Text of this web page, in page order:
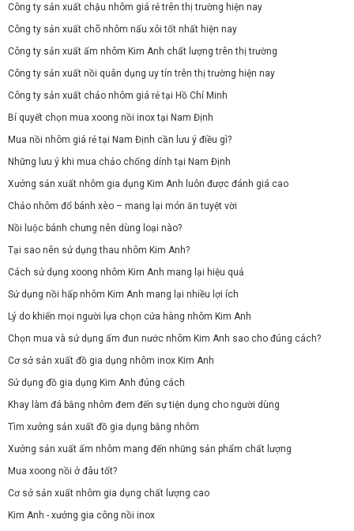
Công ty sản xuất chậu nhôm giá rẻ trên thị trường hiện nay
Công ty sản xuất chõ nhôm nấu xôi tốt nhất hiện nay
Công ty sản xuất ấm nhôm Kim Anh chất lượng trên thị trường
Công ty sản xuất nồi quân dụng uy tín trên thị trường hiện nay
Công ty sản xuất chảo nhôm giá rẻ tại Hồ Chí Minh
Bí quyết chọn mua xoong nồi inox tại Nam Định
Mua nồi nhôm giá rẻ tại Nam Định cần lưu ý điều gì?
Những lưu ý khi mua chảo chống dính tại Nam Định
Xưởng sản xuất nhôm gia dụng Kim Anh luôn được đánh giá cao
Chảo nhôm đổ bánh xèo – mang lại món ăn tuyệt vời
Nồi luộc bánh chưng nên dùng loại nào?
Tại sao nên sử dụng thau nhôm Kim Anh?
Cách sử dụng xoong nhôm Kim Anh mang lại hiệu quả
Sử dụng nồi hấp nhôm Kim Anh mang lại nhiều lợi ích
Lý do khiến mọi người lựa chọn cửa hàng nhôm Kim Anh
Chọn mua và sử dụng ấm đun nước nhôm Kim Anh sao cho đúng cách?
Cơ sở sản xuất đồ gia dụng nhôm inox Kim Anh
Sử dụng đồ gia dụng Kim Anh đúng cách
Khay làm đá bằng nhôm đem đến sự tiện dụng cho người dùng
Tìm xưởng sản xuất đồ gia dụng bằng nhôm
Xưởng sản xuất ấm nhôm mang đến những sản phẩm chất lượng
Mua xoong nồi ở đâu tốt?
Cơ sở sản xuất nhôm gia dụng chất lượng cao
Kim Anh - xưởng gia công nồi inox